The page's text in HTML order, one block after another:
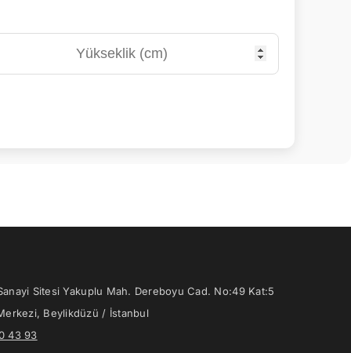
Sitesi Yakuplu Mah. Dereboyu Cad. No:49 Kat:5
Beylikdüzü / İstanbul
43 93